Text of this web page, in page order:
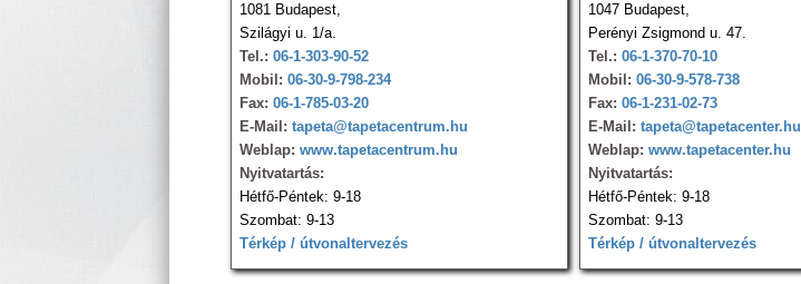
1081 Budapest,
Szilágyi u. 1/a.
Tel.: 06-1-303-90-52
Mobil: 06-30-9-798-234
Fax: 06-1-785-03-20
E-Mail: tapeta@tapetacentrum.hu
Weblap: www.tapetacentrum.hu
Nyitvatartás:
Hétfő-Péntek: 9-18
Szombat: 9-13
Térkép / útvonaltervezés
1047 Budapest,
Perényi Zsigmond u. 47.
Tel.: 06-1-370-70-10
Mobil: 06-30-9-578-738
Fax: 06-1-231-02-73
E-Mail: tapeta@tapetacenter.hu
Weblap: www.tapetacenter.hu
Nyitvatartás:
Hétfő-Péntek: 9-18
Szombat: 9-13
Térkép / útvonaltervezés